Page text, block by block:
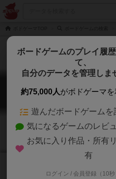
ウィザードエクストリ
Wizard Extreme:
ボードゲームのプレイ履
て、
自分のデータを管理しま
約75,000人がボドゲーマを
遊んだボードゲームを
気になるゲームのレビ
お気に入り作品・所有
有
ログイン / 会員登録（10秒